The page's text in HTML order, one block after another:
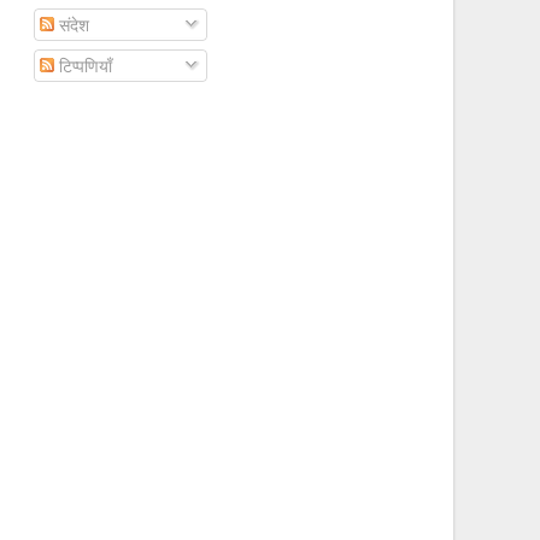
संदेश
टिप्पणियाँ